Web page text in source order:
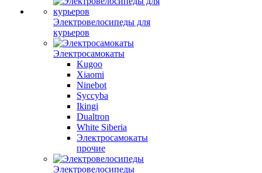
Электровелосипеды для
курьеров
Электросамокаты
Kugoo
Xiaomi
Ninebot
Syccyba
Ikingi
Dualtron
White Siberia
Электросамокаты
прочие
Электровелосипеды